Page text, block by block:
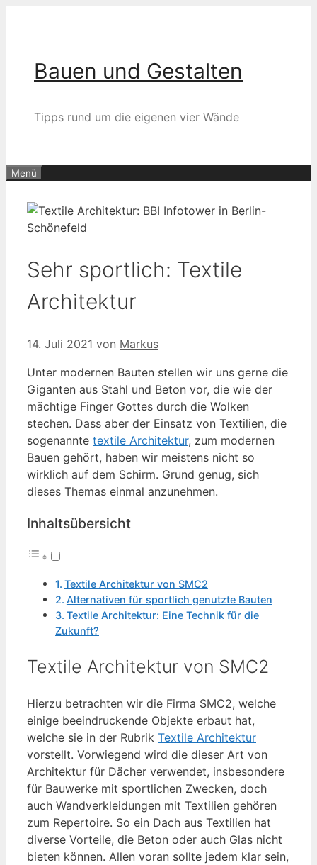
Bauen und Gestalten
Tipps rund um die eigenen vier Wände
Menü
Sehr sportlich: Textile
Architektur
14. Juli 2021 von Markus
Unter modernen Bauten stellen wir uns gerne die
Giganten aus Stahl und Beton vor, die wie der
mächtige Finger Gottes durch die Wolken
stechen. Dass aber der Einsatz von Textilien, die
sogenannte textile Architektur, zum modernen
Bauen gehört, haben wir meistens nicht so
wirklich auf dem Schirm. Grund genug, sich
dieses Themas einmal anzunehmen.
Inhaltsübersicht
Textile Architektur von SMC2
Alternativen für sportlich genutzte Bauten
Textile Architektur: Eine Technik für die
Zukunft?
Textile Architektur von SMC2
Hierzu betrachten wir die Firma SMC2, welche
einige beeindruckende Objekte erbaut hat,
welche sie in der Rubrik Textile Architektur
vorstellt. Vorwiegend wird die dieser Art von
Architektur für Dächer verwendet, insbesondere
für Bauwerke mit sportlichen Zwecken, doch
auch Wandverkleidungen mit Textilien gehören
zum Repertoire. So ein Dach aus Textilien hat
diverse Vorteile, die Beton oder auch Glas nicht
bieten können. Allen voran sollte jedem klar sein,